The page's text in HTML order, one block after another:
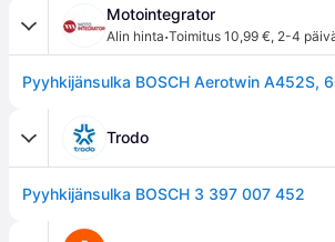
Motointegrator
Alin hinta·Toimitus 10,99 €, 2-4
Trodo
Pyyhkijänsulka BOSCH 3 397 007 452